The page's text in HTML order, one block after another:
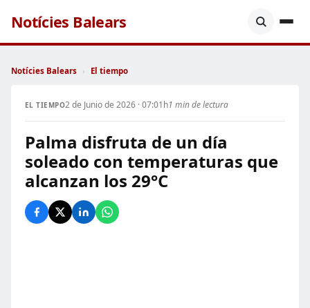
Notícies Balears
Notícies Balears › El tiempo
EL TIEMPO2 de Junio de 2026 · 07:01h1 min de lectura
Palma disfruta de un día
soleado con temperaturas que
alcanzan los 29°C